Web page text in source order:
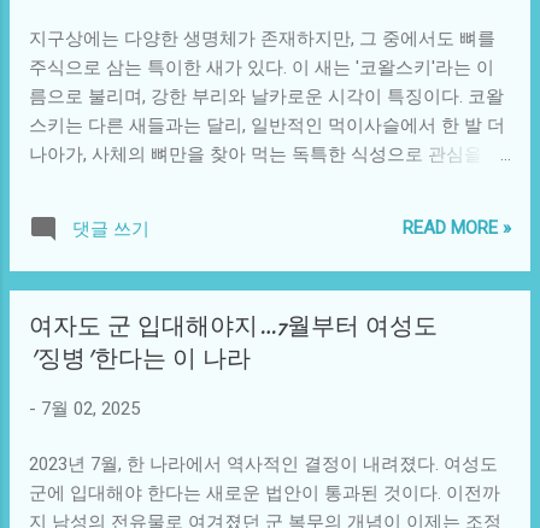
한 언어는 더욱 가치를 갖게 된다. 발언이 퍼지는 속도가 빨라
지고, 특정 문제가 조명받거나 묻히는 과정 속에서 정치적 인
물의 힘이 얼마만큼이나 중요한지를 알 수 있는 사례가 된다.
트럼프의 발언이 사람들에게 남긴 여파는 단순히 그의 정치
적 어젠다에 그치지 않고, 사회적 논의의 중심으로 자리 잡았
트럼프의 '악어 감옥'에 대한 논의가 진행되는 동안, 많은 사
람들이 이 발언이 가지는 의미를 깊게 파악하지 못할 수도 있
다. 그러나 이 표현은 전혀 우연적이지 않으며, 수많은 정치적
역학과 사회적 다른 사건들과 얽혀 있다. 사람들은 이 발언을
통해 강력한 지도자의 이미지를 다시 한번 확인하고, 그가 가
하려고 노력하게 된다. 이는 단순한 정치적 게임이 아닌...
지구상에는 다양한 생명체가 존재하지만, 그 중에서도 뼈를
주식으로 삼는 특이한 새가 있다. 이 새는 '코왈스키'라는 이
름으로 불리며, 강한 부리와 날카로운 시각이 특징이다. 코왈
스키는 다른 새들과는 달리, 일반적인 먹이사슬에서 한 발 더
나아가, 사체의 뼈만을 찾아 먹는 독특한 식성으로 관심을 끌
숲과 초원, 그리고 사막 지역에 걸쳐 있으며, 이들은 모든 환
경에서 자유롭게 살아갈 수 있는 적응력을 가지고 있다. 이들
들기 시작한다. 코왈스키는 주로 뼈를 부수고, 이를 통해 내부
의 영양분을 섭취한다. 이들은 뼈에 포함된 미네랄과 단백질
왈스키의 생태적 위치는 중요한 사회적 연결점과 기술적 요
자연 생태계의 순환에 기여한다. 식물과 동물의 영양분 순환
을 지원하는 이들은, 환경 보호의 중요한 역할을 수행하고 있
댓글 쓰기 READ MORE »
여자도 군 입대해야지…7월부터 여성도
'징병'한다는 이 나라
- 7월 02, 2025
2023년 7월, 한 나라에서 역사적인 결정이 내려졌다. 여성도
군에 입대해야 한다는 새로운 법안이 통과된 것이다. 이전까
지 남성의 전유물로 여겨졌던 군 복무의 개념이 이제는 조정